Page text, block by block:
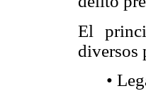
El
diversos
•